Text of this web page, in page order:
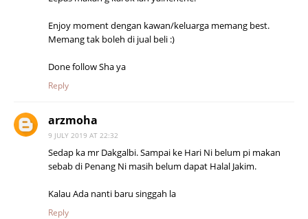
Enjoy moment dengan kawan/keluarga memang best.
Memang tak boleh di jual beli :)
Done follow Sha ya
Reply
arzmoha
9 JULY 2019 AT 22:32
Sedap ka mr Dakgalbi. Sampai ke Hari Ni belum pi makan
sebab di Penang Ni masih belum dapat Halal Jakim.
Kalau Ada nanti baru singgah la
Reply